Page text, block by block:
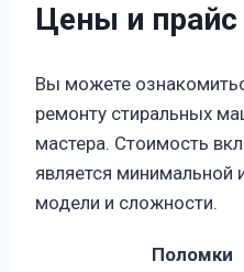
Цены и прайс
Вы можете
ремонту стиральных
мастера. Стоимость
является минимальной
модели и сложности.
Поломки